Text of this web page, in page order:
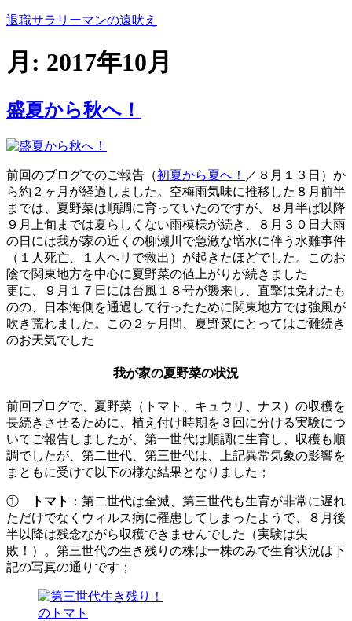
コ
テ
ン
へ
ス
ッ
プ
退職サラリーマンの遠吠え
月: 2017年10月
盛夏から秋へ！
前回のブログでのご報告（初夏から夏へ！ ／８月１３日）か
ら約２ヶ月が経過しました。空梅雨気味に推移した８月前半
までは、夏野菜は順調に育っていたのですが、８月半ば以降
９月上旬までは夏らしくない雨模様が続き、８月３０日大雨
の日には我が家の近くの柳瀬川で急激な増水に伴う水難事件
（１人死亡、１人ヘリで救出）が起きたほどでした。このお
陰で関東地方を中心に夏野菜の値上がりが続きました
更に、９月１７日には台風１８号が襲来し、直撃は免れたも
のの、日本海側を通過して行ったために関東地方では強風が
吹き荒れました。この２ヶ月間、夏野菜にとってはご難続き
のお天気でした
我が家の夏野菜の状況
前回ブログで、夏野菜（トマト、キュウリ、ナス）の収穫を
長続きさせるために、植え付け時期を３回に分ける実験につ
いてご報告しましたが、第一世代は順調に生育し、収穫も順
調でしたが、第二世代、第三世代は、上記異常気象の影響を
まともに受けて以下の様な結果となりました；
① トマト ：第二世代は全滅、第三世代も生育が非常に遅れ
ただけでなくウィルス病に罹患してしまったようで、８月後
半以降は残念ながら収穫できませんでした（実験は失
敗！）。第三世代の生き残りの株は一株のみで生育状況は下
記の写真の通りです；